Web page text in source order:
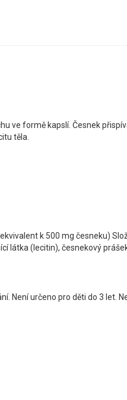
ve formě kapslí. Česnek
těla.
k 500 mg česneku)
látka (lecitin), česnekový
Není určeno pro děti do 3